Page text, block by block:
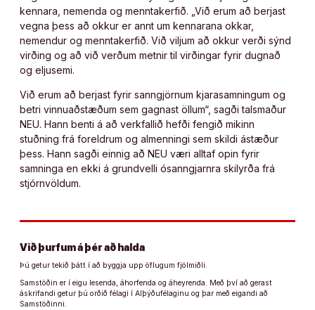
kennara, nemenda og menntakerfið. „Við erum að berjast
vegna þess að okkur er annt um kennarana okkar,
nemendur og menntakerfið. Við viljum að okkur verði sýnd
virðing og að við verðum metnir til virðingar fyrir dugnað
og eljusemi.
Við erum að berjast fyrir sanngjörnum kjarasamningum og
betri vinnuaðstæðum sem gagnast öllum“, sagði talsmaður
NEU. Hann benti á að verkfallið hefði fengið mikinn
stuðning frá foreldrum og almenningi sem skildi ástæður
þess. Hann sagði einnig að NEU væri alltaf opin fyrir
samninga en ekki á grundvelli ósanngjarnra skilyrða frá
stjórnvöldum.
Við þurfum á þér að halda
Þú getur tekið þátt í að byggja upp öflugum fjölmiðli.
Samstöðin er í eigu lesenda, áhorfenda og áheyrenda. Með því að gerast
áskrifandi getur þú orðið félagi í Alþýðufélaginu og þar með eigandi að
Samstöðinni.